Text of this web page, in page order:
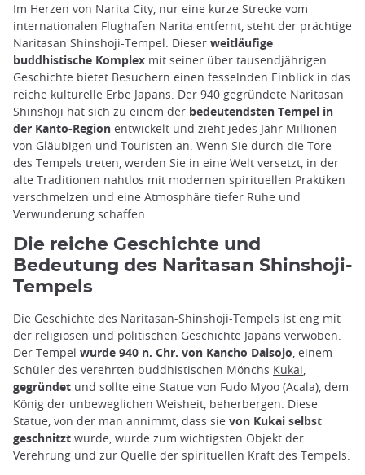
Im Herzen von Narita City, nur eine kurze Strecke vom
internationalen Flughafen Narita entfernt, steht der prächtige
Naritasan Shinshoji-Tempel. Dieser weitläufige
buddhistische Komplex mit seiner über tausendjährigen
Geschichte bietet Besuchern einen fesselnden Einblick in das
reiche kulturelle Erbe Japans. Der 940 gegründete Naritasan
Shinshoji hat sich zu einem der bedeutendsten Tempel in
der Kanto-Region entwickelt und zieht jedes Jahr Millionen
von Gläubigen und Touristen an. Wenn Sie durch die Tore
des Tempels treten, werden Sie in eine Welt versetzt, in der
alte Traditionen nahtlos mit modernen spirituellen Praktiken
verschmelzen und eine Atmosphäre tiefer Ruhe und
Verwunderung schaffen.
Die reiche Geschichte und
Bedeutung des Naritasan Shinshoji-
Tempels
Die Geschichte des Naritasan-Shinshoji-Tempels ist eng mit
der religiösen und politischen Geschichte Japans verwoben.
Der Tempel wurde 940 n. Chr. von Kancho Daisojo, einem
Schüler des verehrten buddhistischen Mönchs Kukai,
gegründet und sollte eine Statue von Fudo Myoo (Acala), dem
König der unbeweglichen Weisheit, beherbergen. Diese
Statue, von der man annimmt, dass sie von Kukai selbst
geschnitzt wurde, wurde zum wichtigsten Objekt der
Verehrung und zur Quelle der spirituellen Kraft des Tempels.